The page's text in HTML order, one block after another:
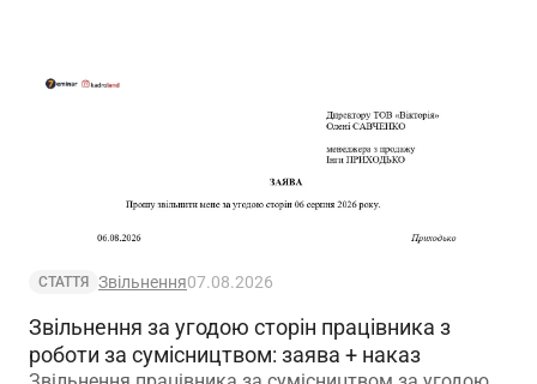
СТАТТЯ Звільнення07.08.2026
Звільнення за угодою сторін працівника з
роботи за сумісництвом: заява + наказ